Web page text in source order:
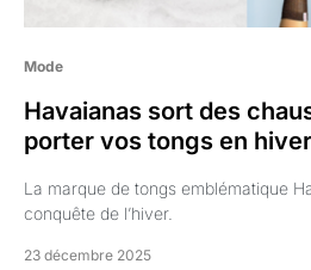
Mode
Havaianas sort des
porter vos tongs en hiver
La marque de tongs emblématique
conquête de l’hiver.
23 décembre 2025